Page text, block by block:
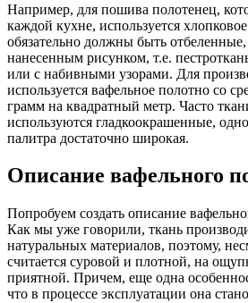
Например, для пошива полотенец,
каждой кухне, используется
обязательно должны быть
нанесенным рисунком, т.е.
или с набивными узорами. Для
используется вафельное полотно со
грамм на квадратный метр. Часто
используются гладкоокрашенные,
палитра достаточно широкая.
Описание вафельного
Попробуем создать описание
Как мы уже говорили, ткань
натуральных материалов, поэтому,
считается суровой и плотной, на
приятной. Причем, еще одна
что в процессе эксплуатации она